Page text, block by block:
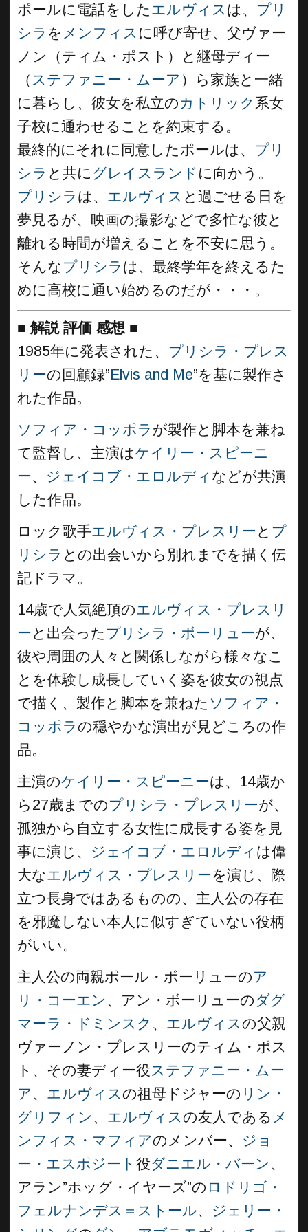
ポールに電話をしたエルヴィス は、 プリ
シラ を メンフィス に呼び寄せ、父ヴァー
ノン（ティム・ポスト）と継母ディー
（ ステファニー・ムーア ）ら家族と一緒
に暮らし、彼女を私立のカトリック 系女
子校に通わせることを約束する。
最終的にそれに同意したポールは、 プリ
シラ と共に グレイスランド に向かう。
プリシラ は、 エルヴィス と過ごせる日を
夢見るが、映画の撮影などで多忙な彼と
離れる時間が増えることを不安に思う。
そんなプリシラ は、最終学年を終えるた
めに高校に通い始めるのだが・・・。
■ 解説 評価 感想 ■
1985年に発表された、 プリシラ・プレス
リーの回顧録”Elvis and Me”を基に製作さ
れた作品。
ソフィア・コッポラ が製作と脚本を兼ね
て監督し、主演はケイリー・スピーニ
ー、 ジェイコブ・エロルディ などが共演
した作品。
ロック歌手エルヴィス・プレスリーと プ
リシラ との出会いから別れまでを描く伝
記ドラマ。
14歳で人気絶頂のエルヴィス・プレスリ
ーと出会ったプリシラ・ボーリューが、
彼や周囲の人々と関係しながら様々なこ
とを体験し成長していく姿を彼女の視点
で描く、製作と脚本を兼ねた ソフィア・
コッポラの穏やかな演出が見どころの作
品。
主演のケイリー・スピーニーは、14歳か
ら27歳までのプリシラ・プレスリーが、
孤独から自立する女性に成長する姿を見
事に演じ、 ジェイコブ・エロルディ は偉
大なエルヴィス・プレスリーを演じ、際
立つ長身ではあるものの、主人公の存在
を邪魔しない本人に似すぎていない役柄
がいい。
主人公の両親ポール・ボーリューのア
リ・コーエン 、アン・ボーリューのダグ
マーラ・ドミンスク 、 エルヴィスの父親
ヴァーノン・プレスリーのティム・ポス
ト、その妻ディー役ステファニー・ムー
ア、 エルヴィスの祖母ドジャーの リン・
グリフィン 、 エルヴィスの友人である メ
ンフィス・マフィアのメンバー、 ジョ
ー・エスポジート 役ダニエル・バーン 、
アラン”ホッグ・イヤーズ”の ロドリゴ・
フェルナンデス＝ストール、 ジェリー・